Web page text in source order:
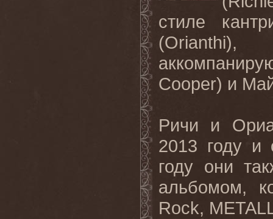
стиле
(Orianthi),
Cooper) и
Ричи и
2013 году и
году они
альбомом,
Rock,